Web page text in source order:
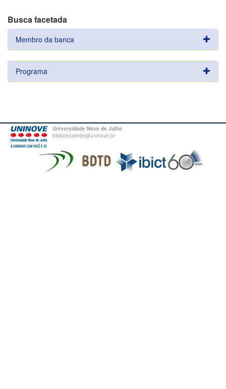
Busca facetada
Membro da banca
Programa
Universidade Nove de Julho
bibliotecatede@uninove.br